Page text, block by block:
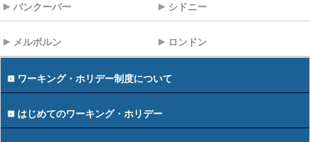
バンクーバー シドニー
メルボルン ロンドン
ワーキング・ホリデー制度について
はじめてのワーキング・ホリデー